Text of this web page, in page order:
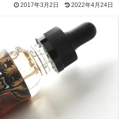
2017年3月2日 2022年4月24日